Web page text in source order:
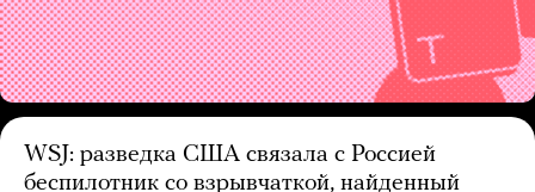
WSJ: разведка США связала с Россией
беспилотник со взрывчаткой, найденный